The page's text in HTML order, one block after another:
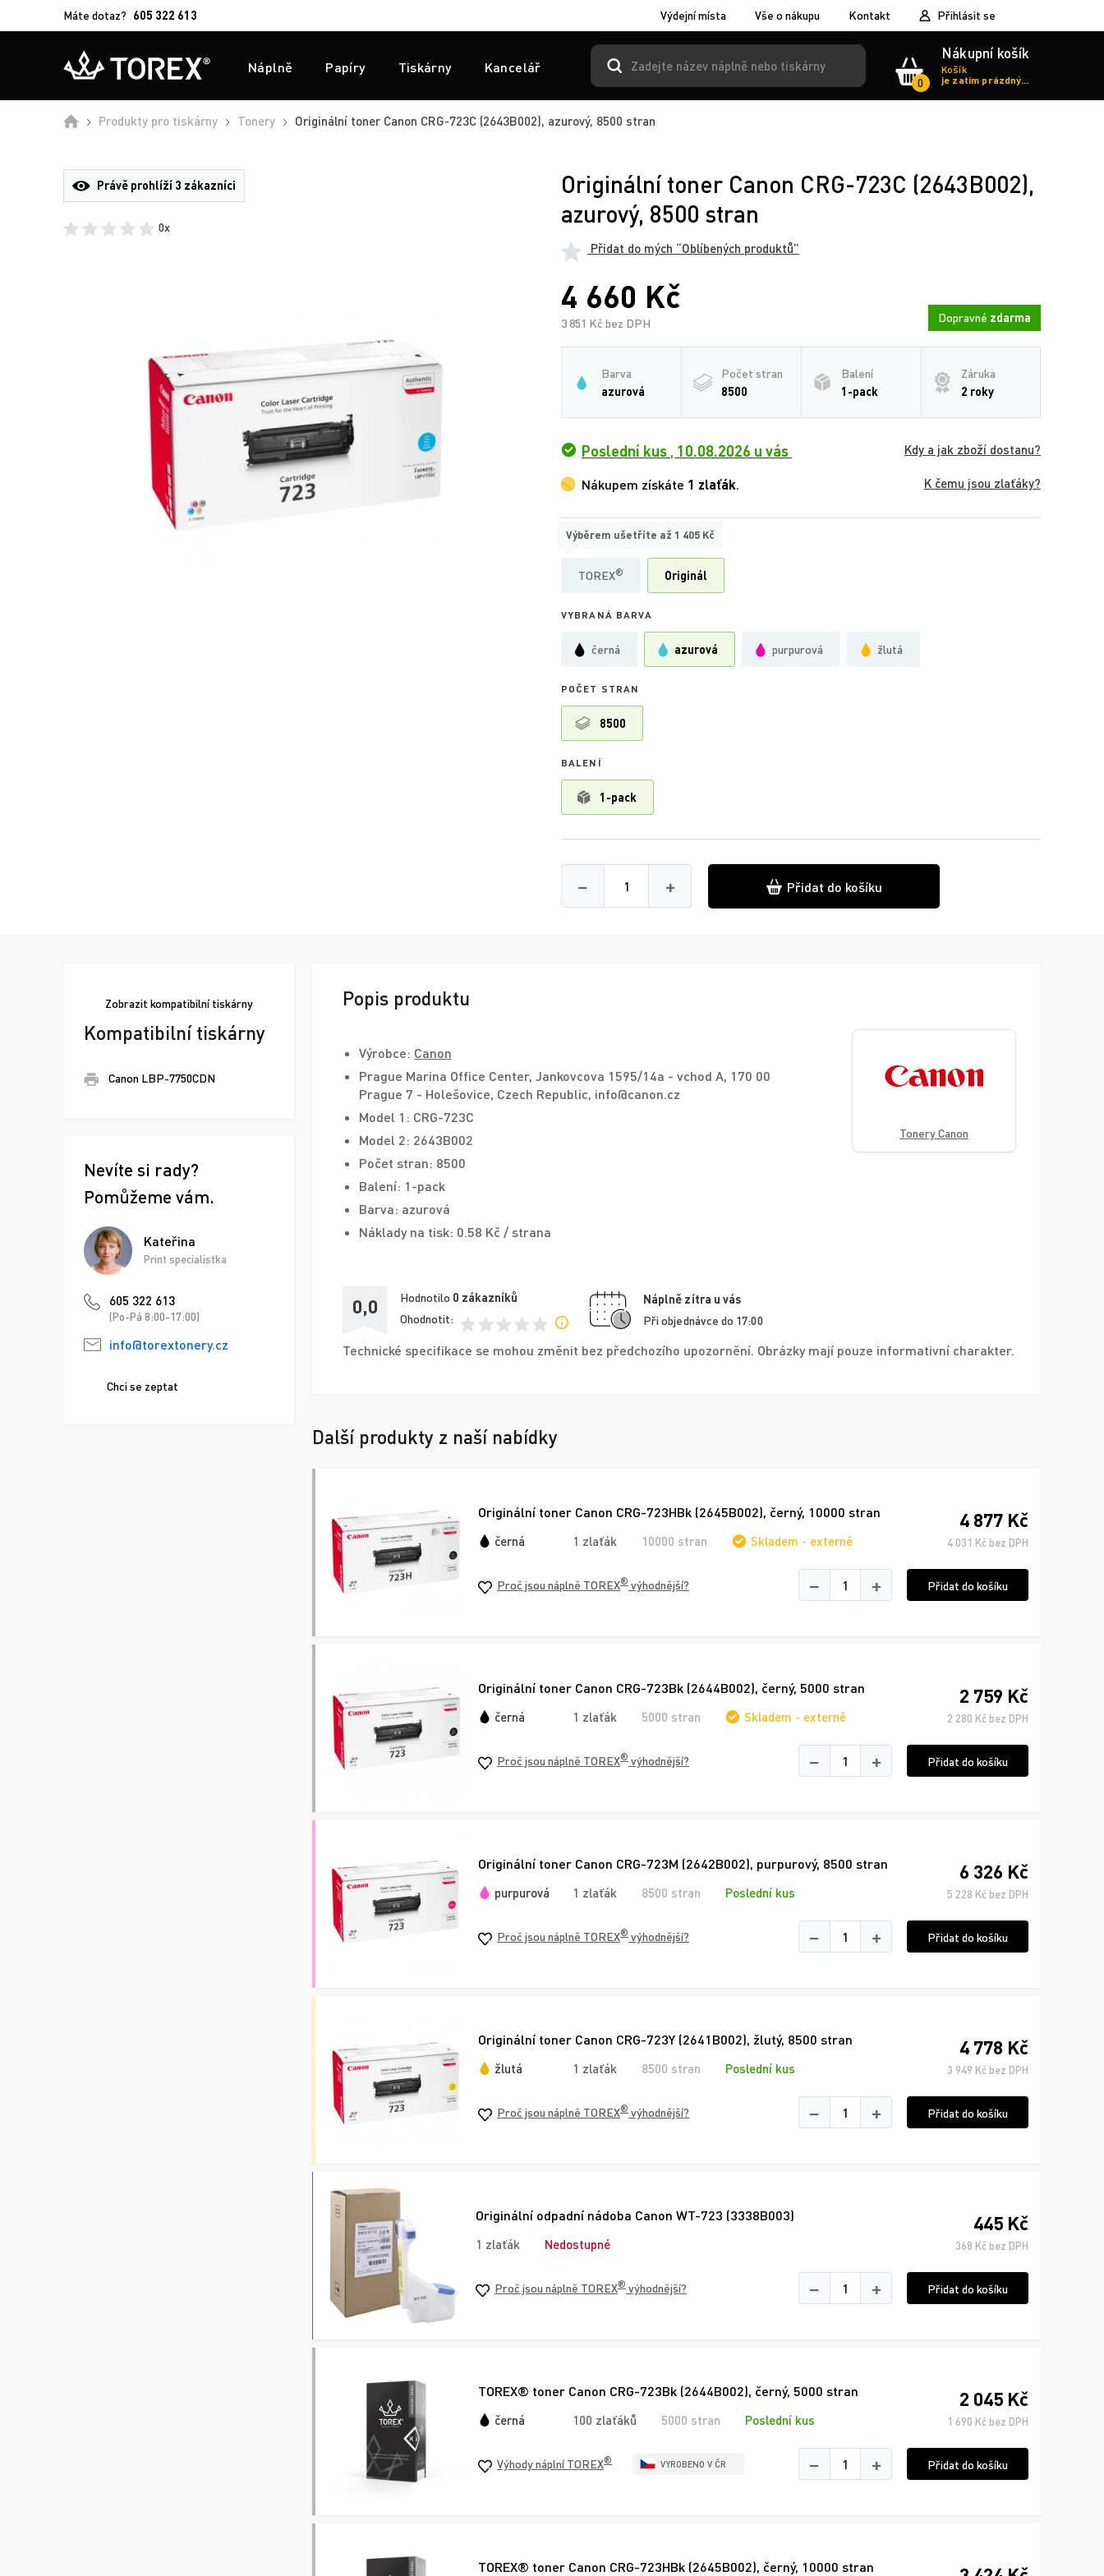
Máte dotaz? 605 322 613 Výdejní místa Vše o nákupu Kontakt Přihlásit se
Náplně Papíry Tiskárny Kancelář
0
Nákupní košík
Košík
je zatím prázdný...
ÚvodProdukty pro tiskárny Tonery Originální toner Canon CRG-723C (2643B002), azurový, 8500 stran
Právě prohlíží 3 zákazníci
0x
Originální toner Canon CRG-723C (2643B002),
azurový, 8500 stran
Přidat do mých “Oblíbených produktů”
4 660 Kč
3 851 Kč bez DPH Dopravné zdarma
Barva
azurová
Počet stran
8500
Balení
1-pack
Záruka
2 roky
Poslední kus , 10.08.2026 u vás Kdy a jak zboží dostanu?
Nákupem získáte 1 zlaťák. K čemu jsou zlaťáky?
TYP
TOREX®
Výběrem ušetříte až 1 405 Kč
Originál
VYBRANÁ BARVA
černá azurová purpurová žlutá
POČET STRAN
8500
BALENÍ
1-pack
−
Množství
+ Přidat do košíku
Zobrazit kompatibilní tiskárny
Kompatibilní tiskárny
Canon LBP-7750CDN
Nevíte si rady?
Pomůžeme vám.
Kateřina
Print specialistka
605 322 613
(Po-Pá 8:00-17:00)
info@torextonery.cz
Chci se zeptat
Popis produktu
Výrobce: Canon
Prague Marina Office Center, Jankovcova 1595/14a - vchod A, 170 00
Prague 7 - Holešovice, Czech Republic, info@canon.cz
Model 1: CRG-723C
Model 2: 2643B002
Počet stran: 8500
Balení: 1-pack
Barva: azurová
Náklady na tisk: 0.58 Kč / strana
0,0 Hodnotilo 0 zákazníků
Ohodnotit:
Náplně zítra u vás
Při objednávce do 17:00
Tonery Canon
Technické specifikace se mohou změnit bez předchozího upozornění. Obrázky mají pouze informativní charakter.
Další produkty z naší nabídky
Originální toner Canon CRG-723HBk (2645B002), černý, 10000 stran
černá 1 zlaťák 10000 stran Skladem - externě
4 877 Kč
4 031 Kč bez DPH
Proč jsou náplně TOREX® výhodnější? − + Přidat do košíku
Originální toner Canon CRG-723Bk (2644B002), černý, 5000 stran
černá 1 zlaťák 5000 stran Skladem - externě
2 759 Kč
2 280 Kč bez DPH
Proč jsou náplně TOREX® výhodnější? − + Přidat do košíku
Originální toner Canon CRG-723M (2642B002), purpurový, 8500 stran
purpurová 1 zlaťák 8500 stran Poslední kus
6 326 Kč
5 228 Kč bez DPH
Proč jsou náplně TOREX® výhodnější? − + Přidat do košíku
Originální toner Canon CRG-723Y (2641B002), žlutý, 8500 stran
žlutá 1 zlaťák 8500 stran Poslední kus
4 778 Kč
3 949 Kč bez DPH
Proč jsou náplně TOREX® výhodnější? − + Přidat do košíku
Originální odpadní nádoba Canon WT-723 (3338B003)
1 zlaťák Nedostupné
445 Kč
368 Kč bez DPH
Proč jsou náplně TOREX® výhodnější? − + Přidat do košíku
TOREX® toner Canon CRG-723Bk (2644B002), černý, 5000 stran
černá 100 zlaťáků 5000 stran Poslední kus
2 045 Kč
1 690 Kč bez DPH
Výhody náplní TOREX® VYROBENO V ČR − + Přidat do košíku
TOREX® toner Canon CRG-723HBk (2645B002), černý, 10000 stran